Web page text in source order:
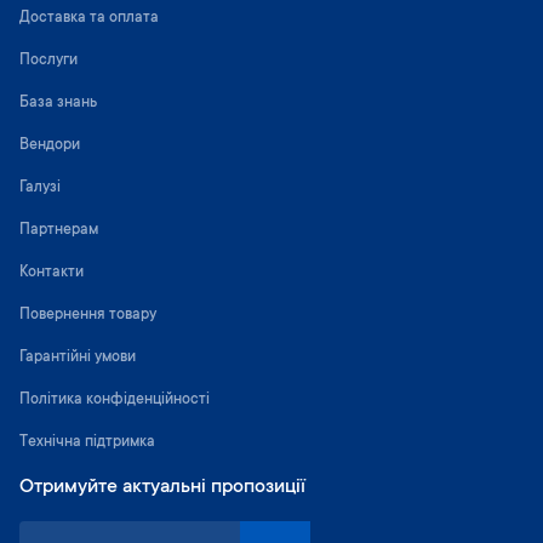
Доставка та оплата
Послуги
База знань
Вендори
Галузі
Партнерам
Контакти
Повернення товару
Гарантійні умови
Політика конфіденційності
Технічна підтримка
Отримуйте актуальні пропозиції